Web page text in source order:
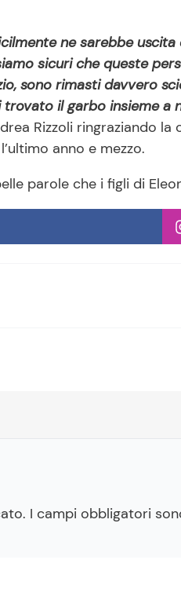
ne sarebbe
sicuri che queste
sono rimasti davvero
il garbo insieme a
Rizzoli ringraziando
anno e mezzo.
parole che i figli di
I campi obbligatori